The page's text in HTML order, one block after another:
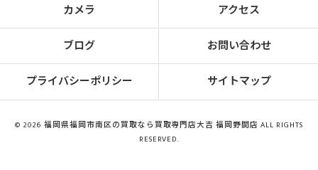
カメラ
アクセス
ブログ
お問い合わせ
プライバシーポリシー
サイトマップ
© 2026 福岡県福岡市南区の買取なら買取専門店大吉 福岡野間店 ALL RIGHTS
RESERVED.